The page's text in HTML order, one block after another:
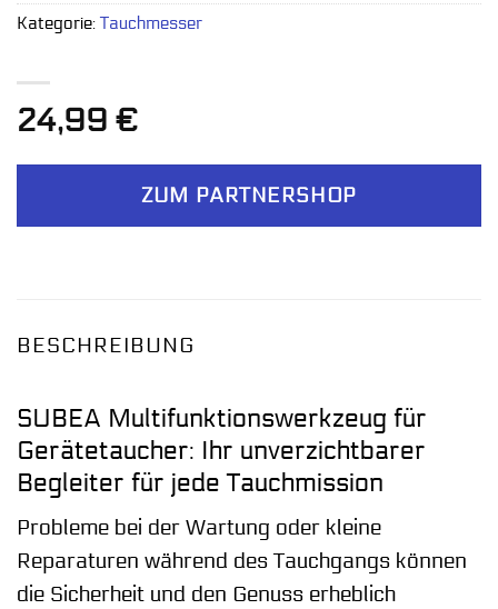
24,99 €
ZUM PARTNERSHOP
Kategorie: Tauchmesser
BESCHREIBUNG
SUBEA Multifunktionswerkzeug für
Gerätetaucher: Ihr unverzichtbarer
Begleiter für jede Tauchmission
Probleme bei der Wartung oder kleine
Reparaturen während des Tauchgangs können
die Sicherheit und den Genuss erheblich